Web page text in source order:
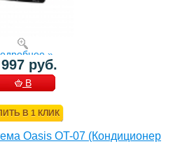
»
руб.
В
В 1 КЛИК
Oasis OT-07 (Кондиционер